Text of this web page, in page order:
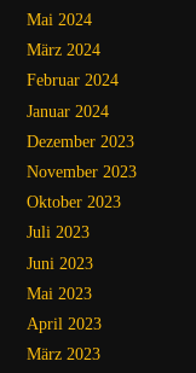
Mai 2024
März 2024
Februar 2024
Januar 2024
Dezember 2023
November 2023
Oktober 2023
Juli 2023
Juni 2023
Mai 2023
April 2023
März 2023